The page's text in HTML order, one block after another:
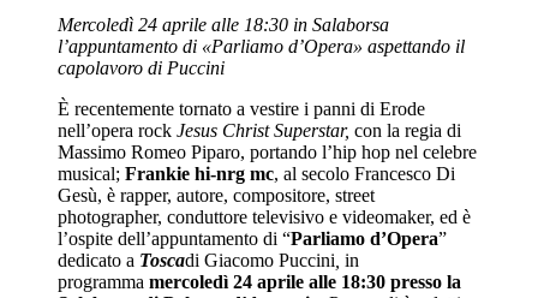
Mercoledì 24 aprile alle 18:30 in Salaborsa
l’appuntamento di «Parliamo d’Opera» aspettando il
capolavoro di Puccini
È recentemente tornato a vestire i panni di Erode
nell’opera rock Jesus Christ Superstar, con la regia di
Massimo Romeo Piparo, portando l’hip hop nel celebre
musical; Frankie hi-nrg mc, al secolo Francesco Di
Gesù, è rapper, autore, compositore, street
photographer, conduttore televisivo e videomaker, ed è
l’ospite dell’appuntamento di “Parliamo d’Opera”
dedicato a Toscadi Giacomo Puccini in
programma mercoledì 24 aprile alle 18:30 presso la